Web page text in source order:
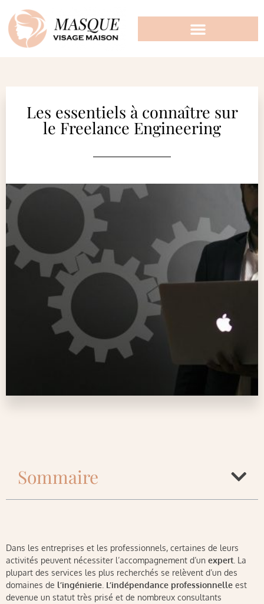
Les essentiels à connaître sur
le Freelance Engineering
Sommaire
Dans les entreprises et les professionnels, certaines de leurs
activités peuvent nécessiter l’accompagnement d’un expert . La
plupart des services les plus recherchés se relèvent d’un des
domaines de l’ingénierie L’indépendance professionnelle est
devenue un statut très prisé et de nombreux consultants